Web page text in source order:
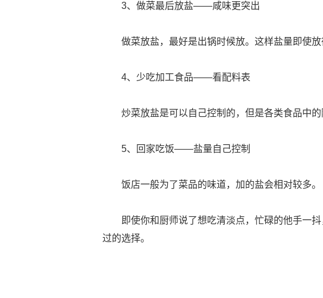
3、做菜最后放盐——咸味更突出
做菜放盐，最好是出锅时候放。这样盐量即使放
4、少吃加工食品——看配料表
炒菜放盐是可以自己控制的，但是各类食品中
5、回家吃饭——盐量自己控制
饭店一般为了菜品的味道，加的盐会相对较多。
即使你和厨师说了想吃清淡点，忙碌的他手一
过的选择。